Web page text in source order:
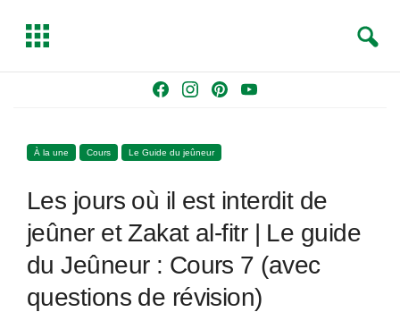
e
k
t
g
a
m
r
s
t
Y
b
T
g
e
a
À la une Cours Le Guide du jeûneur
Les jours où il est interdit de
jeûner et Zakat al-fitr | Le guide
du Jeûneur : Cours 7 (avec
questions de révision)